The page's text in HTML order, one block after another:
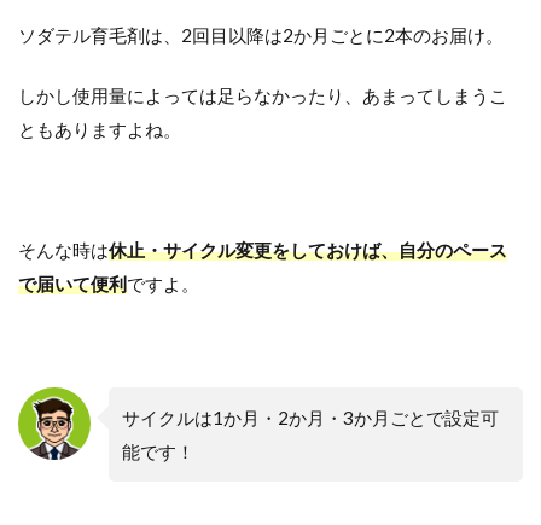
ソダテル育毛剤は、2回目以降は2か月ごとに2本のお届け。
しかし使用量によっては足らなかったり、あまってしまうこ
ともありますよね。
そんな時は休止・サイクル変更をしておけば、自分のペース
で届いて便利ですよ。
サイクルは1か月・2か月・3か月ごとで設定可
能です！